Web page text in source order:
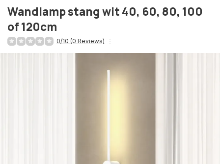
Wandlamp stang wit 40, 60, 80, 100
of 120cm
0/10 (0 Reviews)